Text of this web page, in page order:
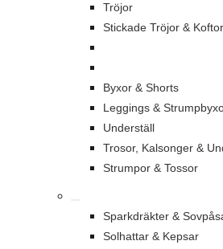
Tröjor
Stickade Tröjor & Koftor
Byxor & Shorts
Leggings &
Underställ
Trosor, Kalsonger &
Strumpor & Tossor
Sparkdräkter &
Solhattar & Kepsar